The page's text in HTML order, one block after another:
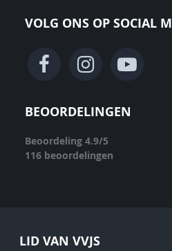
VOLG ONS OP SOCIAL
BEOORDELINGEN
Beoordeling 4.9/5
116 beoordelingen
LID VAN VVJS